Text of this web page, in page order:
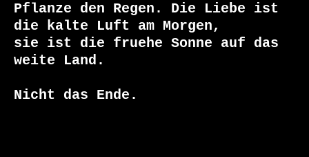
Pflanze den Regen. Die Liebe ist
die kalte Luft am Morgen,
sie ist die fruehe Sonne auf das
weite Land.
Nicht das Ende.